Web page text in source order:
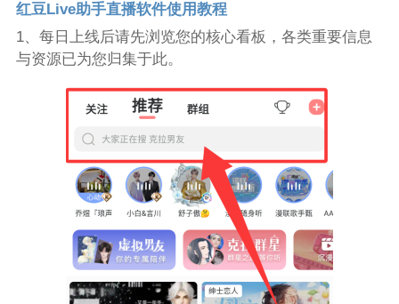
红豆Live助手直播软件使用教程
1、每日上线后请先浏览您的核心看板，各类重要信息
与资源已为您归集于此。